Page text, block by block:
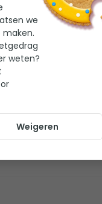
uit bij gewenste
we
weten?
Weigeren